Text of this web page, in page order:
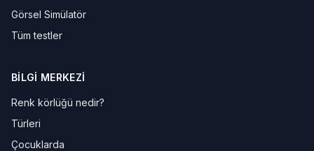
Görsel Simülatör
Tüm testler
BILGI MERKEZI
Renk körlüğü nedir?
Türleri
Çocuklarda